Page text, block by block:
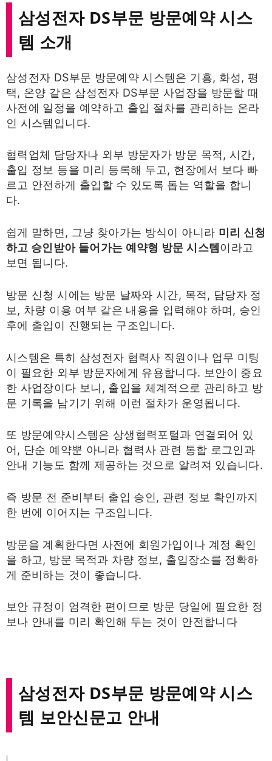
삼성전자 DS부문 방문예약 시스
템 소개
삼성전자 DS부문 방문예약 시스템은 기흥, 화성, 평
택, 온양 같은 삼성전자 DS부문 사업장을 방문할 때
사전에 일정을 예약하고 출입 절차를 관리하는 온라
인 시스템입니다.
협력업체 담당자나 외부 방문자가 방문 목적, 시간,
출입 정보 등을 미리 등록해 두고, 현장에서 보다 빠
르고 안전하게 출입할 수 있도록 돕는 역할을 합니
다.
쉽게 말하면, 그냥 찾아가는 방식이 아니라 미리 신청
하고 승인받아 들어가는 예약형 방문 시스템 이라고
보면 됩니다.
방문 신청 시에는 방문 날짜와 시간, 목적, 담당자 정
보, 차량 이용 여부 같은 내용을 입력해야 하며, 승인
후에 출입이 진행되는 구조입니다.
시스템은 특히 삼성전자 협력사 직원이나 업무 미팅
이 필요한 외부 방문자에게 유용합니다. 보안이 중요
한 사업장이다 보니, 출입을 체계적으로 관리하고 방
문 기록을 남기기 위해 이런 절차가 운영됩니다.
또 방문예약시스템은 상생협력포털과 연결되어 있
어, 단순 예약뿐 아니라 협력사 관련 통합 로그인과
안내 기능도 함께 제공하는 것으로 알려져 있습니다.
즉 방문 전 준비부터 출입 승인, 관련 정보 확인까지
한 번에 이어지는 구조입니다.
방문을 계획한다면 사전에 회원가입이나 계정 확인
을 하고, 방문 목적과 차량 정보, 출입장소를 정확하
게 준비하는 것이 좋습니다.
보안 규정이 엄격한 편이므로 방문 당일에 필요한 정
보나 안내를 미리 확인해 두는 것이 안전합니다
삼성전자 DS부문 방문예약 시스
템 보안신문고 안내